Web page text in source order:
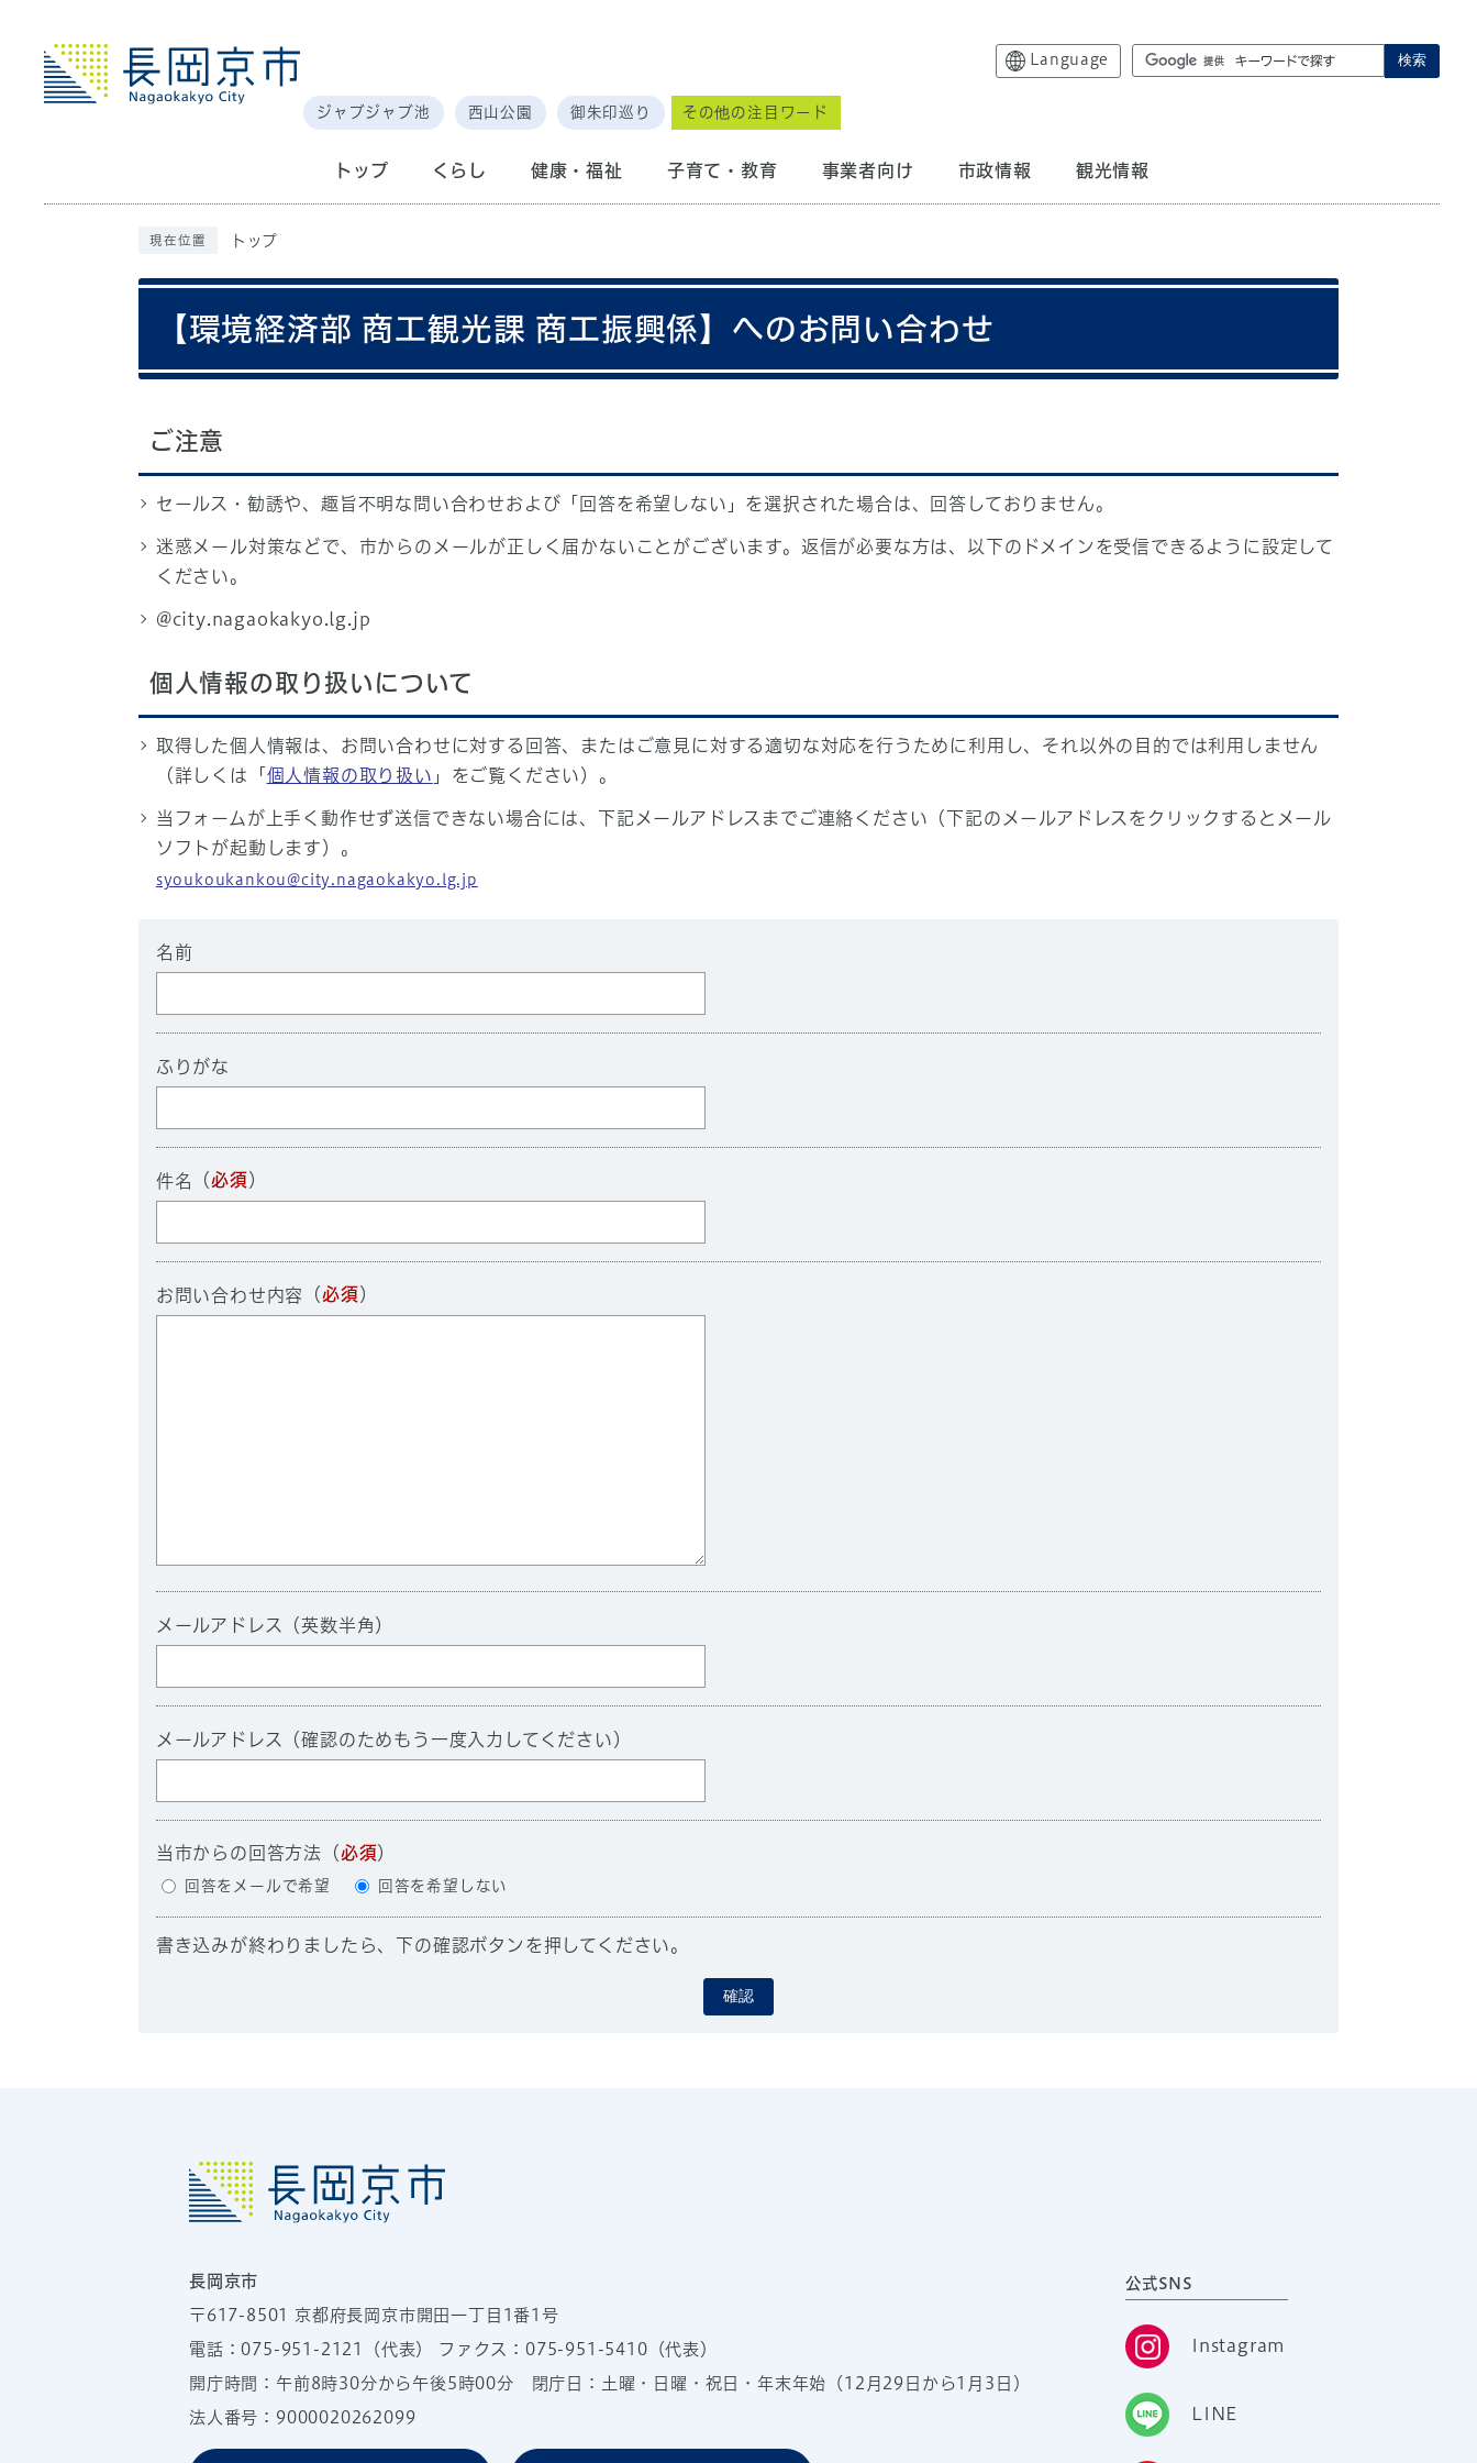
Language 検索
ジャブジャブ池 西山公園 御朱印巡り その他の注目ワード
トップ くらし 健康・福祉 子育て・教育 事業者向け 市政情報 観光情報
現在位置 トップ
【環境経済部 商工観光課 商工振興係】へのお問い合わせ
ご注意
セールス・勧誘や、趣旨不明な問い合わせおよび「回答を希望しない」を選択された場合は、回答しておりません。
迷惑メール対策などで、市からのメールが正しく届かないことがございます。返信が必要な方は、以下のドメインを受信できるように設定して
ください。
@city.nagaokakyo.lg.jp
個人情報の取り扱いについて
取得した個人情報は、お問い合わせに対する回答、またはご意見に対する適切な対応を行うために利用し、それ以外の目的では利用しません
（詳しくは「 個人情報の取り扱い 」をご覧ください）。
当フォームが上手く動作せず送信できない場合には、下記メールアドレスまでご連絡ください（下記のメールアドレスをクリックするとメール
ソフトが起動します）。
syoukoukankou@city.nagaokakyo.lg.jp
名前
ふりがな
件名 （必須 ）
お問い合わせ内容 （必須 ）
メールアドレス（英数半角）
メールアドレス（確認のためもう一度入力してください）
当市からの回答方法 （必須）
回答をメールで希望 回答を希望しない
書き込みが終わりましたら、下の確認ボタンを押してください。
確認
長岡京市
〒617-8501 京都府長岡京市開田一丁目1番1号
電話：075-951-2121 （代表） ファクス：075-951-5410（代表）
開庁時間：午前8時30分から午後5時00分 閉庁日：土曜・日曜・祝日・年末年始（12月29日から1月3日）
法人番号：9000020262099
公式SNS
Instagram
LINE